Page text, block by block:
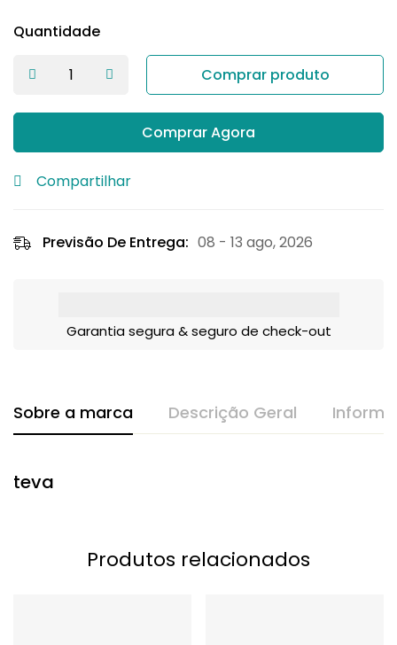
Quantidade
Comprar produto
Comprar Agora
Compartilhar
Previsão De Entrega: 08 - 13 ago, 2026
Garantia segura & seguro de check-out
Sobre a marca Descrição Geral
teva
Produtos relacionados